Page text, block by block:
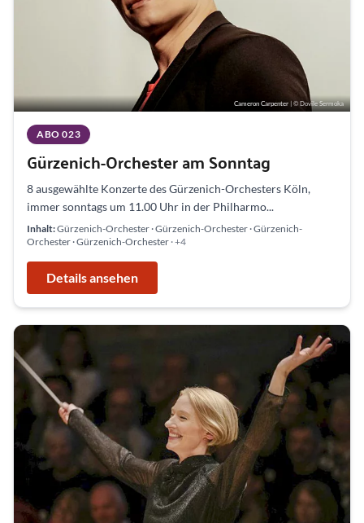
Cameron Carpenter | © Dovile Sermoka
ABO 023
Gürzenich-Orchester am Sonntag
8 ausgewählte Konzerte des Gürzenich-Orchesters Köln,
immer sonntags um 11.00 Uhr in der Philharmo...
Inhalt:Gürzenich-Orchester · Gürzenich-Orchester · Gürzenich-
Orchester · Gürzenich-Orchester · +4
Details ansehen